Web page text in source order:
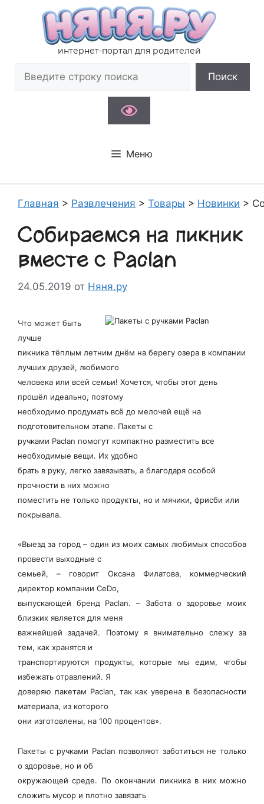
содержимому
интернет-портал для родителей
Поиск
Меню
Главная > Развлечения > Товары > Новинки >
Собираемся на пикник
вместе с Paclan
24.05.2019 от Няня.ру
Что может быть
лучше
пикника тёплым летним днём на берегу озера в компании
лучших друзей, любимого
человека или всей семьи! Хочется, чтобы этот день
прошёл идеально, поэтому
необходимо продумать всё до мелочей ещё на
подготовительном этапе. Пакеты с
ручками Paclan помогут компактно разместить все
необходимые вещи. Их удобно
брать в руку, легко завязывать, а благодаря особой
прочности в них можно
поместить не только продукты, но и мячики, фрисби или
покрывала.
«Выезд за город – один из моих самых любимых способов
провести выходные с
семьей, – говорит Оксана Филатова, коммерческий
директор компании CeDo,
выпускающей бренд Paclan. – Забота о здоровье моих
близких является для меня
важнейшей задачей. Поэтому я внимательно слежу за
тем, как хранятся и
транспортируются продукты, которые мы едим, чтобы
избежать отравлений. Я
доверяю пакетам Paclan, так как уверена в безопасности
материала, из которого
они изготовлены, на 100 процентов».
Пакеты с ручками Paclan позволяют заботиться не только
о здоровье, но и об
окружающей среде. По окончании пикника в них можно
сложить мусор и плотно завязать